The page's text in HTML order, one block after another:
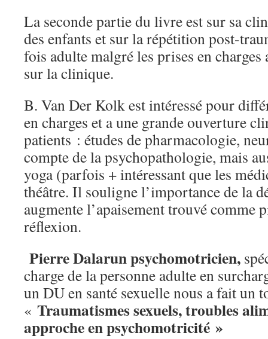
La seconde partie du livre est sur sa
des enfants et sur la répétition post-
fois adulte malgré les prises en charges
sur la clinique.
B. Van Der Kolk est intéressé pour
en charges et a une grande ouverture
patients : études de pharmacologie,
compte de la psychopathologie, mais
yoga (parfois + intéressant que les
théâtre. Il souligne l’importance de la
augmente l’apaisement trouvé comme
réflexion.
Pierre Dalarun psychomotricien,
charge de la personne adulte en
un DU en santé sexuelle nous a fait un
« Traumatismes sexuels, troubles
approche en psychomotricité »